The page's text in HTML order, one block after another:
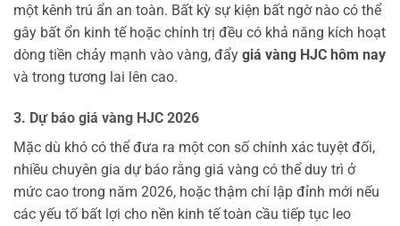
một kênh trú ẩn an toàn. Bất kỳ sự kiện bất ngờ nào có thể
gây bất ổn kinh tế hoặc chính trị đều có khả năng kích hoạt
dòng tiền chảy mạnh vào vàng, đẩy giá vàng HJC hôm nay
và trong tương lai lên cao.
3. Dự báo giá vàng HJC 2026
Mặc dù khó có thể đưa ra một con số chính xác tuyệt đối,
nhiều chuyên gia dự báo rằng giá vàng có thể duy trì ở
mức cao trong năm 2026, hoặc thậm chí lập đỉnh mới nếu
các yếu tố bất lợi cho nền kinh tế toàn cầu tiếp tục leo